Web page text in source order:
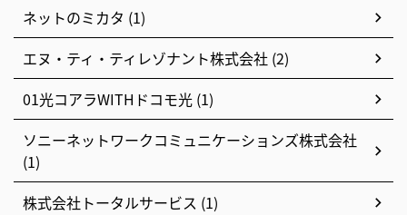
ネットのミカタ (1)
エヌ・ティ・ティレゾナント株式会社 (2)
01光コアラWITHドコモ光 (1)
ソニーネットワークコミュニケーションズ株式会社
(1)
株式会社トータルサービス (1)